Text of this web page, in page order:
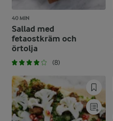
40 MIN
Sallad med
fetaostkräm och
örtolja
(8)